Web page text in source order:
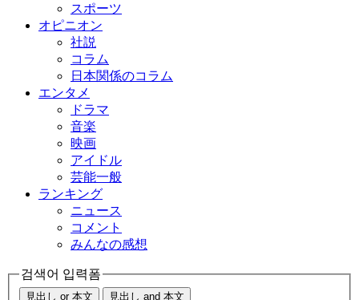
スポーツ
オピニオン
社説
コラム
日本関係のコラム
エンタメ
ドラマ
音楽
映画
アイドル
芸能一般
ランキング
ニュース
コメント
みんなの感想
검색어 입력폼
見出し or 本文 見出し and 本文